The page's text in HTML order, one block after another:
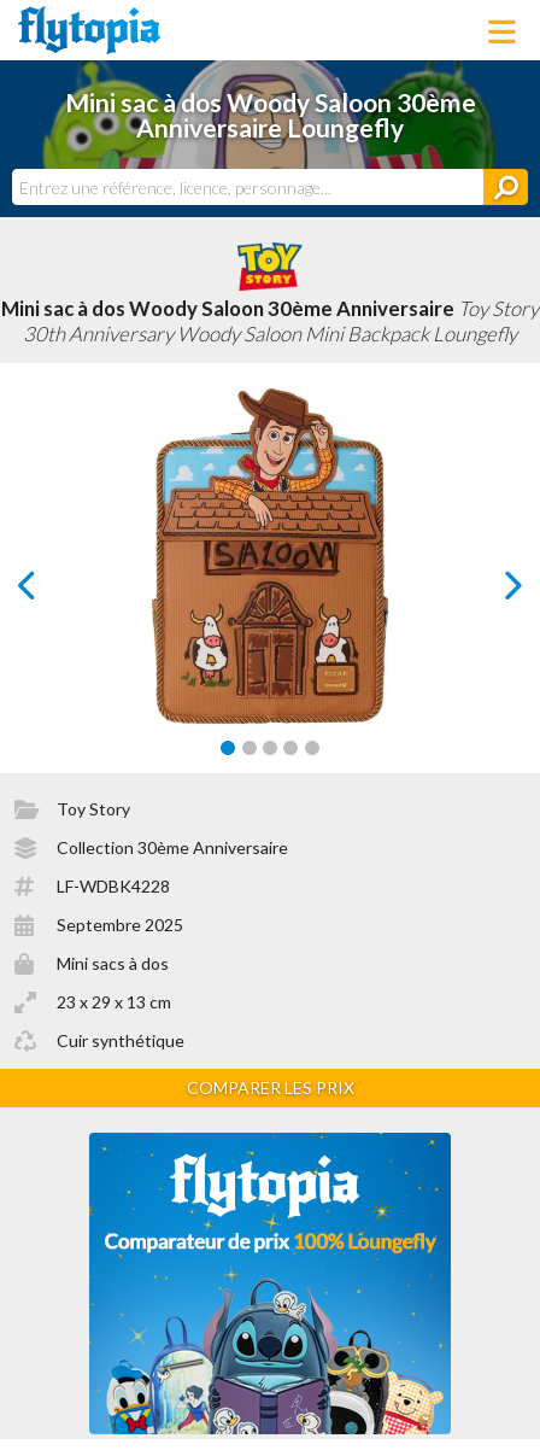
LOUNGEFLY
LICENCES
NOUVEAUTÉS
BONS PLANS
ACTUALITÉS
DERNIERS AJOUTS
Mini sac à dos Woody Saloon 30ème
Anniversaire Loungefly
Mini sac à dos Woody Saloon 30ème Anniversaire Toy Story
30th Anniversary Woody Saloon Mini Backpack Loungefly
Toy Story
Collection 30ème Anniversaire
LF-WDBK4228
Septembre 2025
Mini sacs à dos
23 x 29 x 13 cm
Cuir synthétique
COMPARER LES PRIX